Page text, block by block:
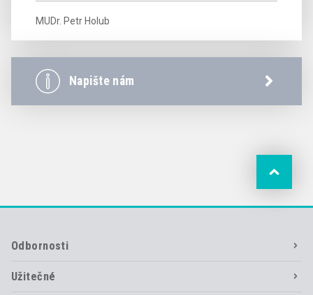
MUDr. Petr Holub
Napište nám
Odbornosti
Užitečné